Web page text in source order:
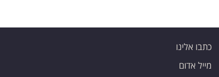
כתבו אלינו
מייל אדום